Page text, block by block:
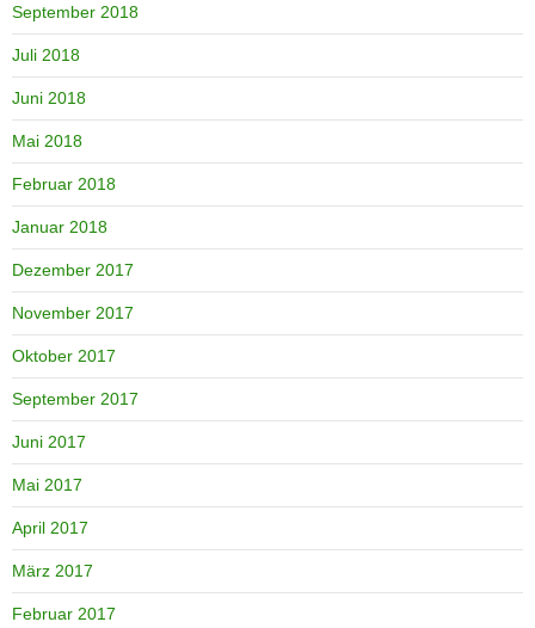
September 2018
Juli 2018
Juni 2018
Mai 2018
Februar 2018
Januar 2018
Dezember 2017
November 2017
Oktober 2017
September 2017
Juni 2017
Mai 2017
April 2017
März 2017
Februar 2017